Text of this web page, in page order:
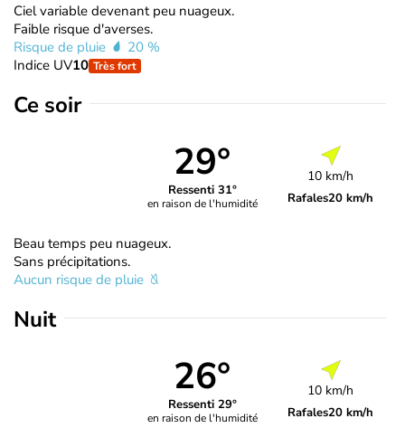
Ciel variable devenant peu nuageux.
Faible risque d'averses.
Risque de pluie
20 %
Indice UV10 Très fort
Ce soir
29°
Ressenti 31°
en raison de l'humidité
10 km/h
Rafales20 km/h
Beau temps peu nuageux.
Sans précipitations.
Aucun risque de pluie
Nuit
26°
Ressenti 29°
en raison de l'humidité
10 km/h
Rafales20 km/h